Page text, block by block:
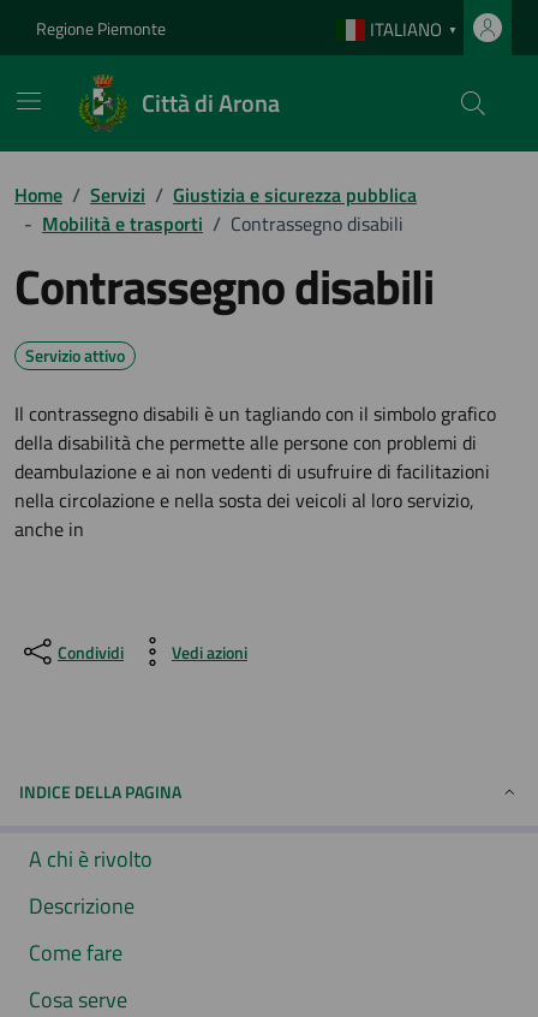
Regione Piemonte ITALIANO ▼
Città di Arona
Home / Servizi / Giustizia e sicurezza pubblica
- Mobilità e trasporti / Contrassegno disabili
Contrassegno disabili
Servizio attivo
Il contrassegno disabili è un tagliando con il simbolo grafico
della disabilità che permette alle persone con problemi di
deambulazione e ai non vedenti di usufruire di facilitazioni
nella circolazione e nella sosta dei veicoli al loro servizio,
anche in
Condividi Vedi azioni
INDICE DELLA PAGINA
A chi è rivolto
Descrizione
Come fare
Cosa serve